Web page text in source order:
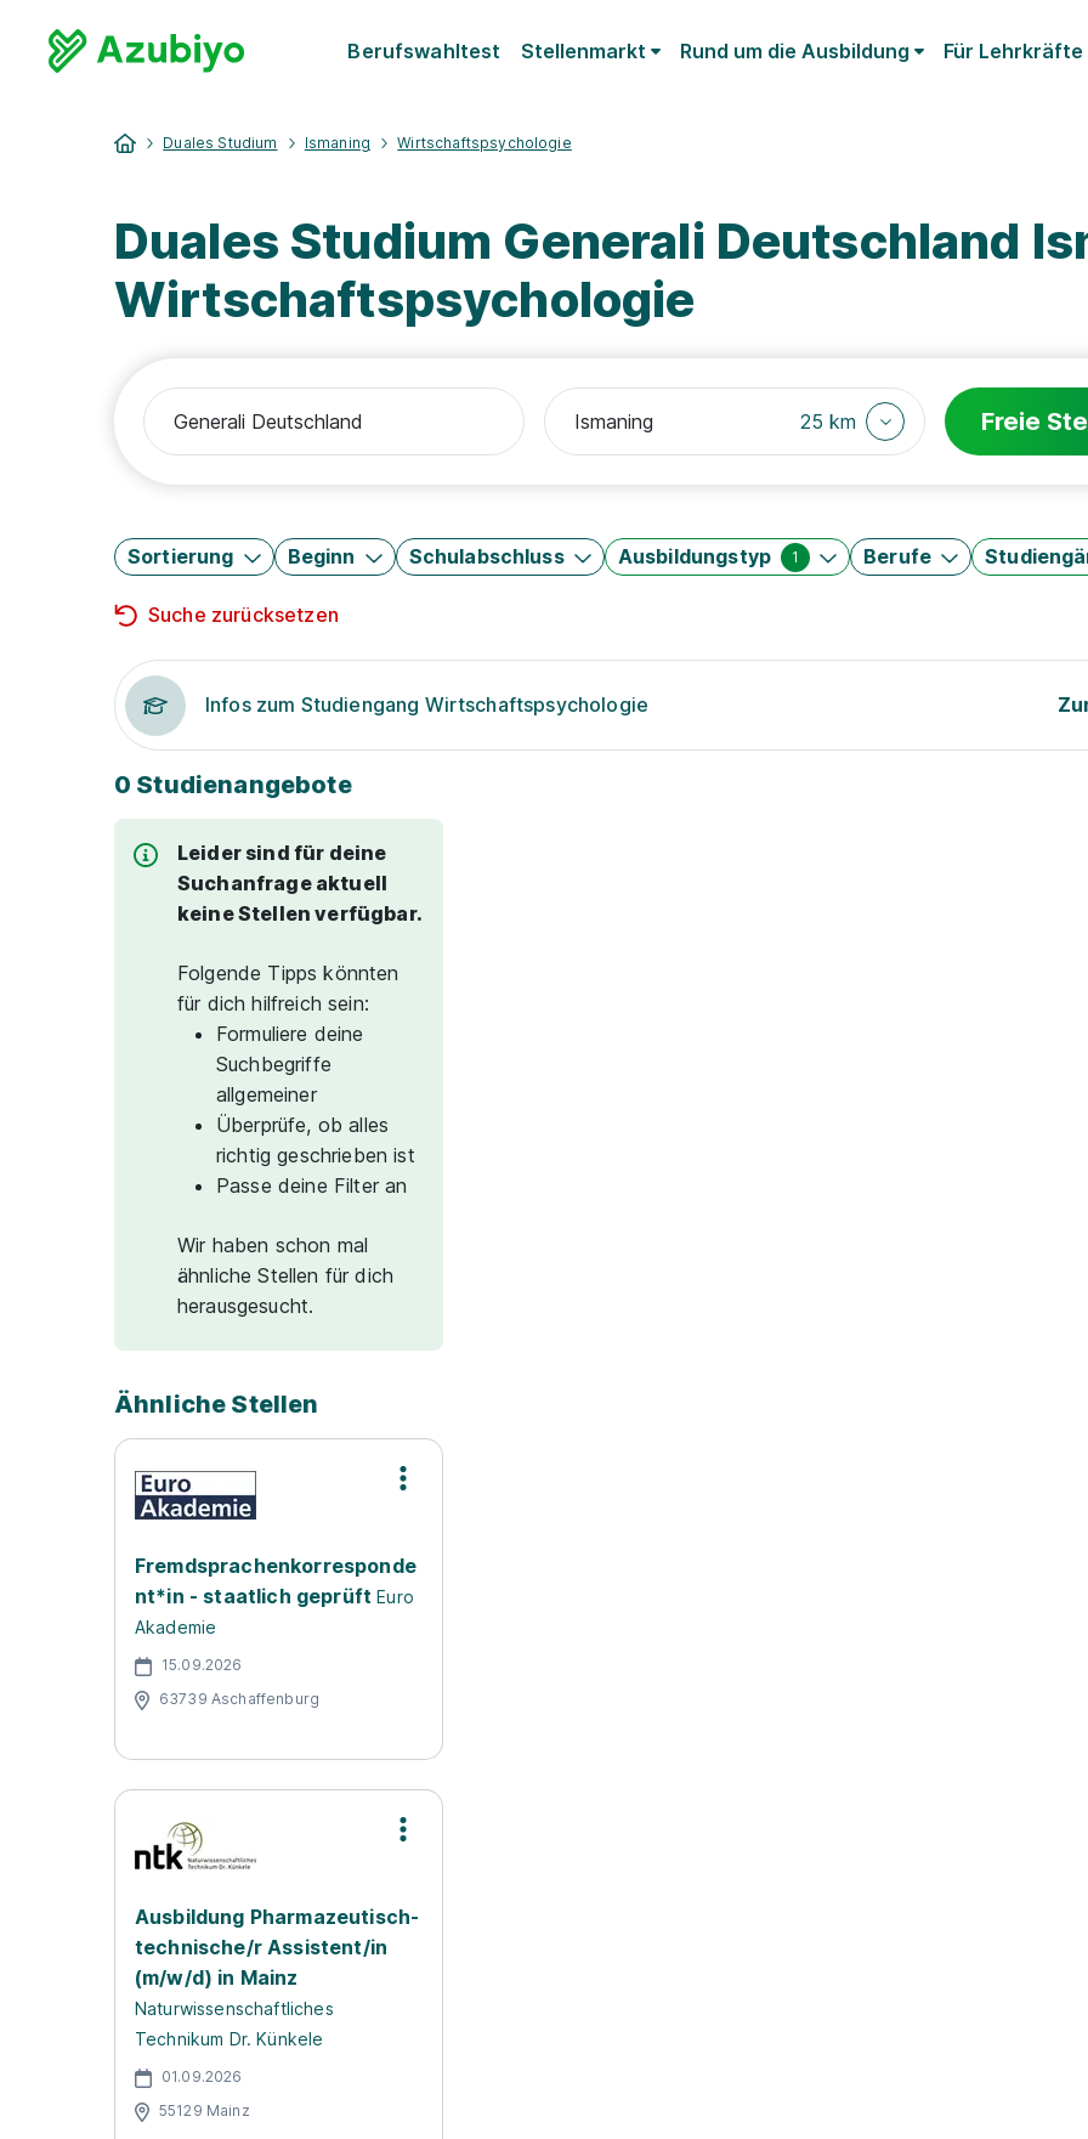
Berufswahltest Stellenmarkt Rund um die Ausbildung Für Lehrkräfte
Duales Studium Ismaning Wirtschaftspsychologie
Duales Studium Generali Deutschland
Wirtschaftspsychologie
25 km Freie
Sortierung Beginn Schulabschluss Ausbildungstyp 1 Berufe
Suche zurücksetzen
Infos zum Studiengang Wirtschaftspsychologie
0 Studienangebote
Leider sind für deine
Suchanfrage aktuell
keine Stellen verfügbar.
Folgende Tipps könnten
für dich hilfreich sein:
Formuliere deine
Suchbegriffe
allgemeiner
Überprüfe, ob alles
richtig geschrieben ist
Passe deine Filter an
Wir haben schon mal
ähnliche Stellen für dich
herausgesucht.
Ähnliche Stellen
Fremdsprachenkorresponde
nt*in - staatlich geprüft Euro
Akademie
15.09.2026
63739 Aschaffenburg
Ausbildung Pharmazeutisch-
technische/r Assistent/in
(m/w/d) in Mainz
Naturwissenschaftliches
Technikum Dr. Künkele
01.09.2026
55129 Mainz